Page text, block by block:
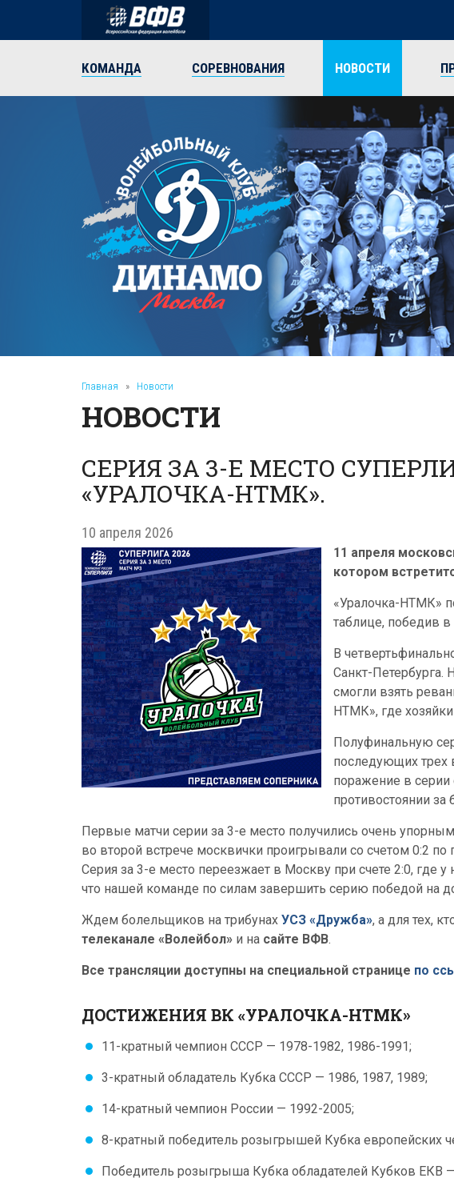
КОМАНДА СОРЕВНОВАНИЯ НОВОСТИ
Главная » Новости
НОВОСТИ
СЕРИЯ ЗА 3-Е МЕСТО
«УРАЛОЧКА-НТМК».
10 апреля 2026
11 апреля
котором
«Уралочка-НТМК»
таблице, победив
В
Санкт-Петербурга.
смогли взять
НТМК», где
Полуфинальную
последующих трех
поражение в
противостоянии
Первые матчи серии за 3-е место получились очень
во второй встрече москвички проигрывали со счетом 0:2
Серия за 3-е место переезжает в Москву при счете 2:0,
что нашей команде по силам завершить серию победой на
Ждем болельщиков на трибунах УСЗ «Дружба», а для тех,
телеканале «Волейбол» и на сайте ВФВ.
Все трансляции доступны на специальной странице по
ДОСТИЖЕНИЯ ВК «УРАЛОЧКА-НТМК»
11-кратный чемпион СССР — 1978-1982, 1986-1991;
3-кратный обладатель Кубка СССР — 1986, 1987, 1989;
14-кратный чемпион России — 1992-2005;
8-кратный победитель розыгрышей Кубка европейских
Победитель розыгрыша Кубка обладателей Кубков ЕКВ